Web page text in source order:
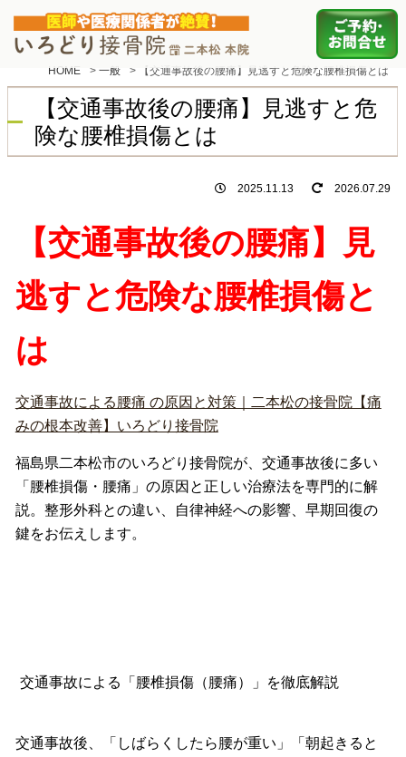
HOME >一般 > 【交通事故後の腰痛】見逃すと危険な腰椎損傷とは
【交通事故後の腰痛】見逃すと危
険な腰椎損傷とは
2025.11.13 2026.07.29
【交通事故後の腰痛】見
逃すと危険な腰椎損傷と
は
交通事故による腰痛 の原因と対策｜二本松の接骨院【痛
みの根本改善】いろどり接骨院
福島県二本松市のいろどり接骨院が、交通事故後に多い
「 腰椎損傷・腰痛」の原因と正しい治療法を専門的に解
説。 整形外科との違い、自律神経への影響、 早期回復の
鍵をお伝えします。
交通事故による「腰椎損傷（腰痛）」を徹底解説
交通事故後、「しばらくしたら腰が重い」「朝起きると